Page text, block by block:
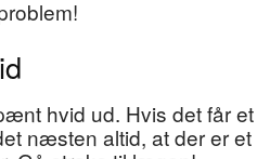
hvid ud. Hvis det får et
næsten altid, at der er et